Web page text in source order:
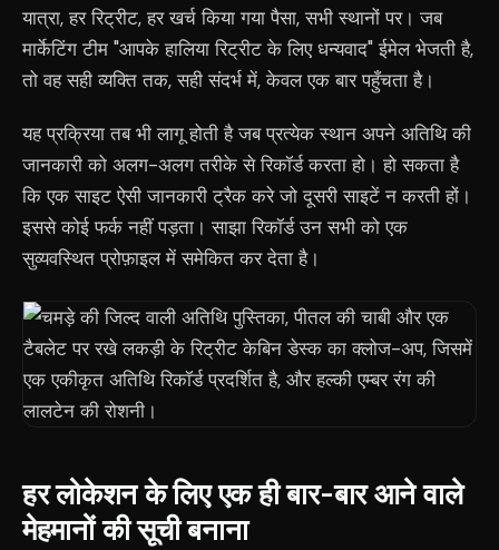
यात्रा, हर रिट्रीट, हर खर्च किया गया पैसा, सभी स्थानों पर। जब
मार्केटिंग टीम "आपके हालिया रिट्रीट के लिए धन्यवाद" ईमेल भेजती है,
तो वह सही व्यक्ति तक, सही संदर्भ में, केवल एक बार पहुँचता है।
यह प्रक्रिया तब भी लागू होती है जब प्रत्येक स्थान अपने अतिथि की
जानकारी को अलग-अलग तरीके से रिकॉर्ड करता हो। हो सकता है
कि एक साइट ऐसी जानकारी ट्रैक करे जो दूसरी साइटें न करती हों।
इससे कोई फर्क नहीं पड़ता। साझा रिकॉर्ड उन सभी को एक
सुव्यवस्थित प्रोफ़ाइल में समेकित कर देता है।
हर लोकेशन के लिए एक ही बार-बार आने वाले
मेहमानों की सूची बनाना